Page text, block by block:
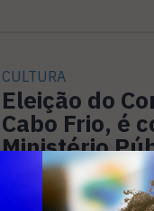
CULTURA
Eleição do
Cabo Frio, é
Ministério
Secretário de
ilegalidades e